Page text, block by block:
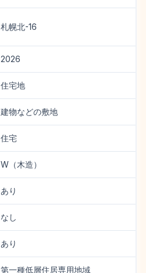
札幌北-16
2026
住宅地
建物などの敷地
住宅
W（木造）
あり
なし
あり
第一種低層住居専用地域